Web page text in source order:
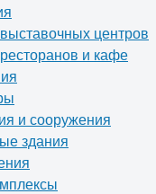
центров
и кафе
и сооружения
здания